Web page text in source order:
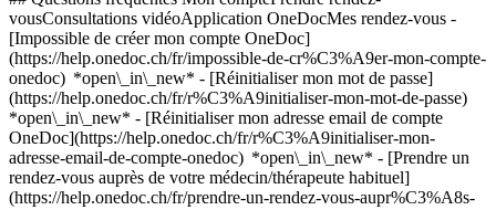
vousConsultations vidéoApplication OneDocMes rendez-vous -
[Impossible de créer mon compte OneDoc]
(https://help.onedoc.ch/fr/impossible-de-cr%C3%A9er-mon-compte-
onedoc) *open\_in\_new* - [Réinitialiser mon mot de passe]
(https://help.onedoc.ch/fr/r%C3%A9initialiser-mon-mot-de-passe)
*open\_in\_new* - [Réinitialiser mon adresse email de compte
OneDoc](https://help.onedoc.ch/fr/r%C3%A9initialiser-mon-
adresse-email-de-compte-onedoc) *open\_in\_new* - [Prendre un
rendez-vous auprès de votre médecin/thérapeute habituel]
(https://help.onedoc.ch/fr/prendre-un-rendez-vous-aupr%C3%A8s-